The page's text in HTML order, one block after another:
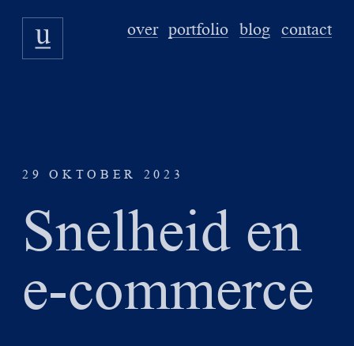
over portfolio blog contact
29 OKTOBER 2023
Snelheid en
e-commerce